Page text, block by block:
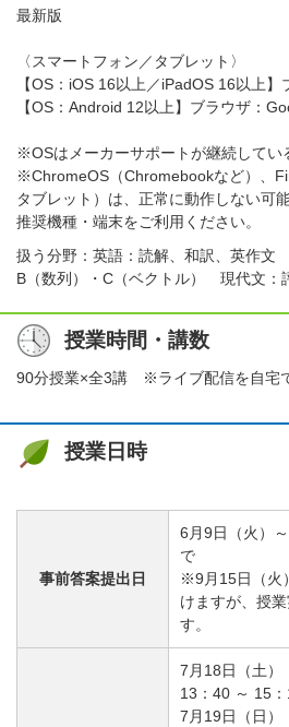
最新版
〈スマートフォン／タブレット〉
【OS：iOS 16以上／iPadOS 16以上
【OS：Android 12以上】ブラウザ：
※OSはメーカーサポートが継続してい
※ChromeOS（Chromebookなど）、
タブレット）は、正常に動作しない可
推奨機種・端末をご利用ください。
扱う分野：英語：読解、和訳、英作
B（数列）・C（ベクトル） 現代文：
授業時間・講数
90分授業×全3講 ※ライブ配信を自宅
授業日時
事前答案提出日
6月9日（火）
で
※9月15日（火
けますが、授
す。
7月18日（土）
13：40 ～ 15
7月19日（日）